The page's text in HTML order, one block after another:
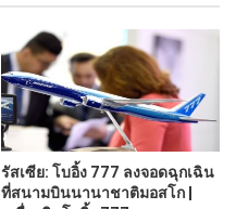
รัสเซีย: โบอิ้ง 777 ลงจอดฉุกเฉิน
ที่สนามบินนานาชาติมอสโก |